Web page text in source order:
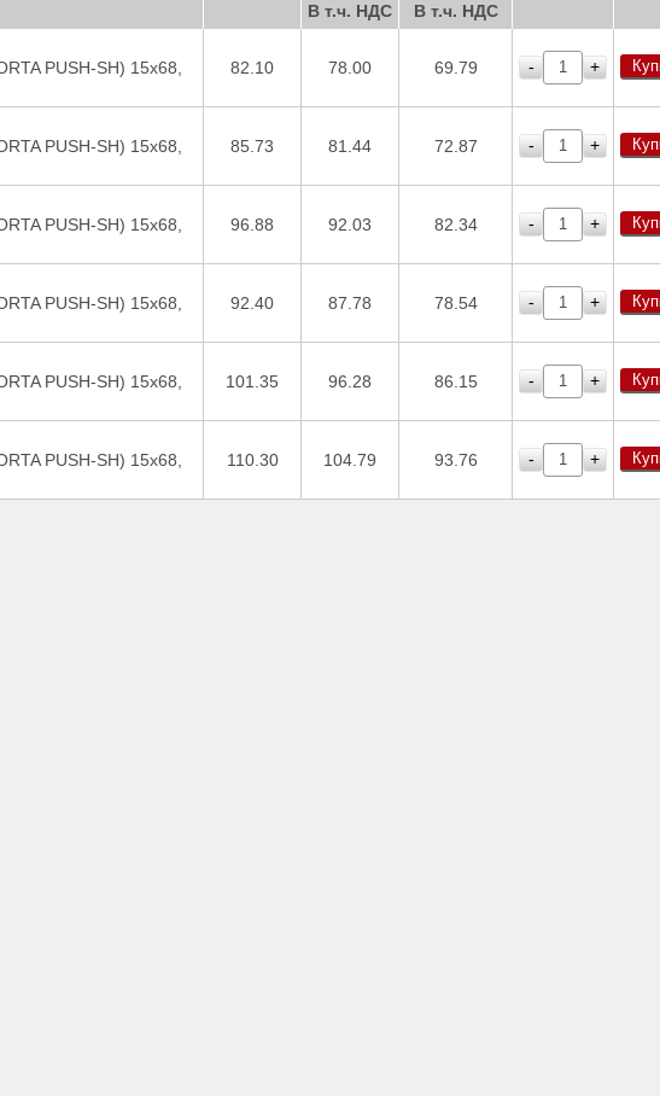
В т.ч. НДС
В т.ч. НДС
PUSH-SH) 15х68,
82.10 78.00 69.79 - +
PUSH-SH) 15х68,
85.73 81.44 72.87 - +
PUSH-SH) 15х68,
96.88 92.03 82.34 - +
PUSH-SH) 15х68,
92.40 87.78 78.54 - +
PUSH-SH) 15х68,
101.35 96.28 86.15 - +
PUSH-SH) 15х68,
110.30 104.79 93.76 - +